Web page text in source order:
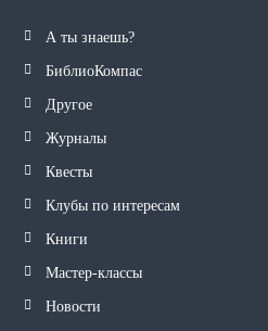
А ты знаешь?
БиблиоКомпас
Другое
Журналы
Квесты
Клубы по интересам
Книги
Мастер-классы
Новости